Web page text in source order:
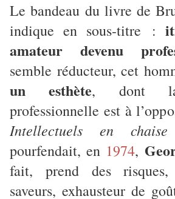
Le bandeau du livre de
indique en sous-titre :
amateur devenu
semble réducteur, cet
un esthète, dont la
professionnelle est à
Intellectuels en chaise
pourfendait, en 1974,
fait, prend des
saveurs, exhausteur de